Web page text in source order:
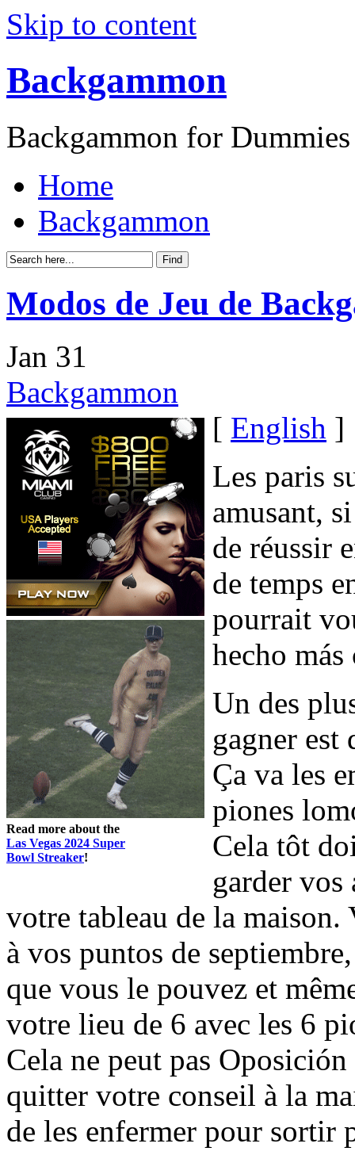
Skip to content
Backgammon
Backgammon for Dummies
Home
Backgammon
Modos de Jeu de
Jan 31
Backgammon
Read more about the
Las Vegas 2024 Super
Bowl Streaker!
[ English ]
Les paris
amusant,
de réussir
de temps
pourrait
hecho
Un des
gagner
Ça va les
piones
Cela tôt
garder vos
votre tableau de la maison.
à vos puntos de
que vous le pouvez et
votre lieu de 6 avec les 6
Cela ne peut pas
quitter votre conseil à la
de les enfermer pour sortir